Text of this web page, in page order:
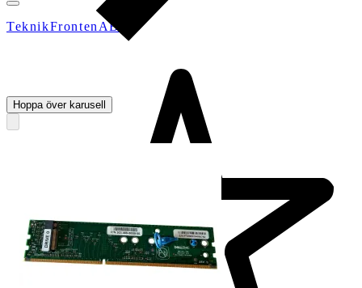
TeknikFrontenAB
Hoppa över karusell